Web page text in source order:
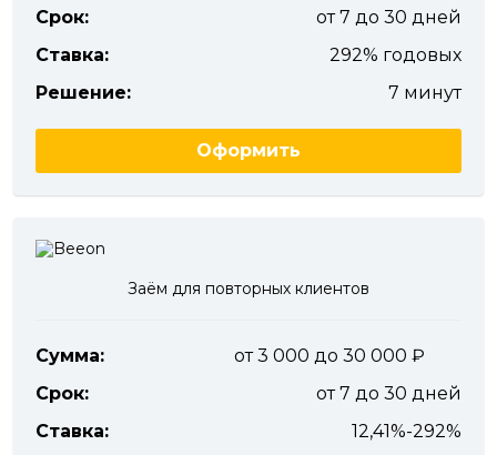
Срок:
от 7 до 30 дней
Ставка:
292% годовых
Решение:
7 минут
Оформить
Заём для повторных клиентов
Сумма:
от 3 000 до 30 000
Срок:
от 7 до 30 дней
Ставка:
12,41%-292%